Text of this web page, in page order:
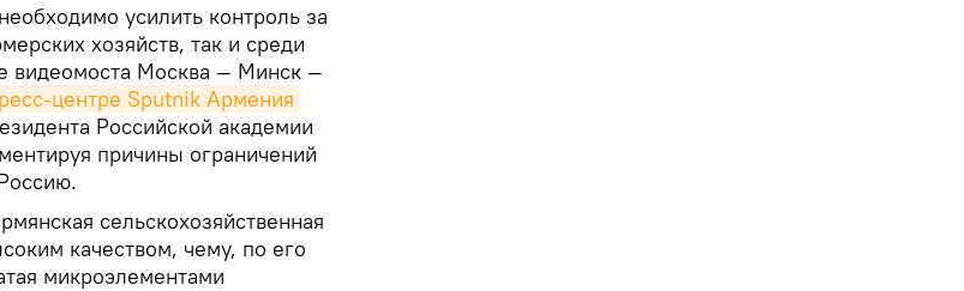
усилить контроль за
хозяйств, так и среди
видеомоста Москва — Минск —
центре Sputnik Армения
Российской академии
причины ограничений
сельскохозяйственная
качеством, чему, по его
микроэлементами